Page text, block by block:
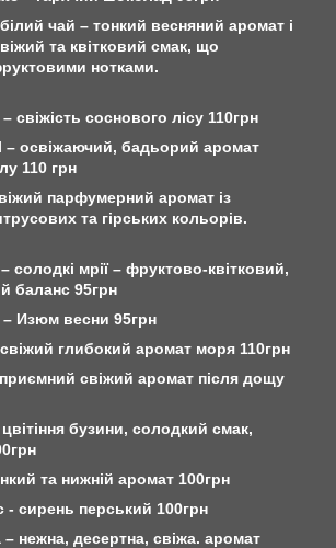
чай – тонкий весняний аромат і
та квітковий смак, що
нотками.
свіжість соснового лісу 110грн
– освіжаючий, бадьорий аромат
110 грн
парфумерний аромат із
та гірських кольорів.
солодкі мрії – фруктово-квітковий,
баланс 95грн
Изюм весни 95грн
глибокий аромат моря 110грн
свіжий аромат після дощу
бузини, солодкий смак,
та нижній аромат 100грн
- сирень перський 100грн
нежна, десертна, свіжа. аромат